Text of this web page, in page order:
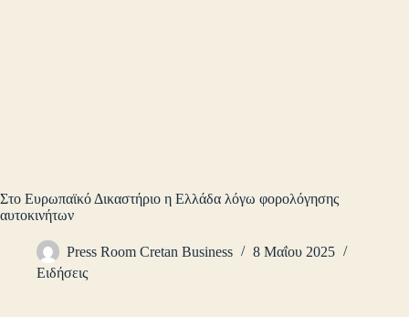
Στο Ευρωπαϊκό Δικαστήριο η Ελλάδα λόγω φορολόγησης
αυτοκινήτων
Press Room Cretan Business
8 Μαΐου 2025
Ειδήσεις